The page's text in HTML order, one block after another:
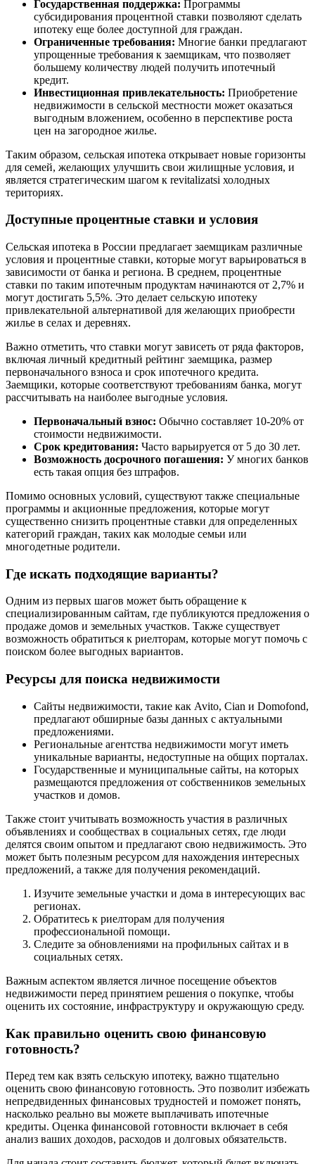
Государственная поддержка: Программы
субсидирования процентной ставки позволяют сделать
ипотеку еще более доступной для граждан.
Ограниченные требования: Многие банки предлагают
упрощенные требования к заемщикам, что позволяет
большему количеству людей получить ипотечный
кредит.
Инвестиционная привлекательность: Приобретение
недвижимости в сельской местности может оказаться
выгодным вложением, особенно в перспективе роста
цен на загородное жилье.
Таким образом, сельская ипотека открывает новые горизонты
для семей, желающих улучшить свои жилищные условия, и
является стратегическим шагом к revitalizatsi холодных
териториях.
Доступные процентные ставки и условия
Сельская ипотека в России предлагает заемщикам различные
условия и процентные ставки, которые могут варьироваться в
зависимости от банка и региона. В среднем, процентные
ставки по таким ипотечным продуктам начинаются от 2,7% и
могут достигать 5,5%. Это делает сельскую ипотеку
привлекательной альтернативой для желающих приобрести
жилье в селах и деревнях.
Важно отметить, что ставки могут зависеть от ряда факторов,
включая личный кредитный рейтинг заемщика, размер
первоначального взноса и срок ипотечного кредита.
Заемщики, которые соответствуют требованиям банка, могут
рассчитывать на наиболее выгодные условия.
Первоначальный взнос: Обычно составляет 10-20% от
стоимости недвижимости.
Срок кредитования: Часто варьируется от 5 до 30 лет.
Возможность досрочного погашения: У многих банков
есть такая опция без штрафов.
Помимо основных условий, существуют также специальные
программы и акционные предложения, которые могут
существенно снизить процентные ставки для определенных
категорий граждан, таких как молодые семьи или
многодетные родители.
Где искать подходящие варианты?
Одним из первых шагов может быть обращение к
специализированным сайтам, где публикуются предложения о
продаже домов и земельных участков. Также существует
возможность обратиться к риелторам, которые могут помочь с
поиском более выгодных вариантов.
Ресурсы для поиска недвижимости
Сайты недвижимости, такие как Avito, Cian и Domofond,
предлагают обширные базы данных с актуальными
предложениями.
Региональные агентства недвижимости могут иметь
уникальные варианты, недоступные на общих порталах.
Государственные и муниципальные сайты, на которых
размещаются предложения от собственников земельных
участков и домов.
Также стоит учитывать возможность участия в различных
объявлениях и сообществах в социальных сетях, где люди
делятся своим опытом и предлагают свою недвижимость. Это
может быть полезным ресурсом для нахождения интересных
предложений, а также для получения рекомендаций.
Изучите земельные участки и дома в интересующих вас
регионах.
Обратитесь к риелторам для получения
профессиональной помощи.
Следите за обновлениями на профильных сайтах и в
социальных сетях.
Важным аспектом является личное посещение объектов
недвижимости перед принятием решения о покупке, чтобы
оценить их состояние, инфраструктуру и окружающую среду.
Как правильно оценить свою финансовую
готовность?
Перед тем как взять сельскую ипотеку, важно тщательно
оценить свою финансовую готовность. Это позволит избежать
непредвиденных финансовых трудностей и поможет понять,
насколько реально вы можете выплачивать ипотечные
кредиты. Оценка финансовой готовности включает в себя
анализ ваших доходов, расходов и долговых обязательств.